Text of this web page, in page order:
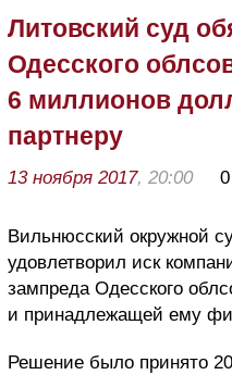
Литовский суд
Одесского
6 миллионов
партнеру
13 ноября 2017, 20:00 0
Вильнюсский окружной
удовлетворил иск
зампреда Одесского
и принадлежащей ему
Решение было принято